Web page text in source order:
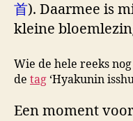
首). Daarmee is
kleine
Wie de hele reeks
de tag ‘Hyakunin
Een moment